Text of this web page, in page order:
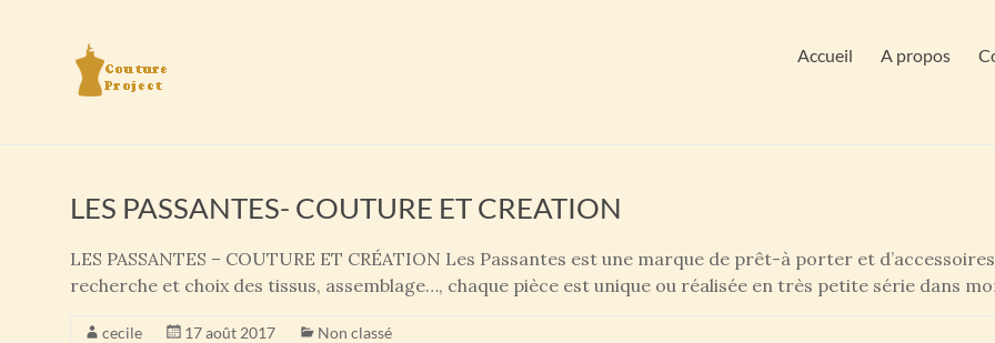
Accueil A propos
LES PASSANTES- COUTURE ET CREATION
LES PASSANTES – COUTURE ET CRÉATION Les Passantes est une marque de prêt-à porter et
recherche et choix des tissus, assemblage…, chaque pièce est unique ou réalisée en très petite série dans
cecile 17 août 2017 Non classé